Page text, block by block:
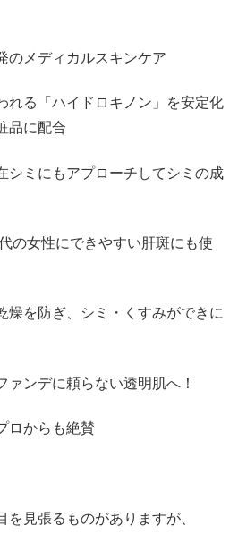
のメディカルスキンケア
れる「ハイドロキノン」を安定化
品に配合
シミにもアプローチしてシミの成
の女性にできやすい肝斑にも使
燥を防ぎ、シミ・くすみができに
ァンデに頼らない透明肌へ！
ロからも絶賛
見張るものがありますが、